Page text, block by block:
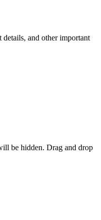
details, and other important
be hidden. Drag and drop